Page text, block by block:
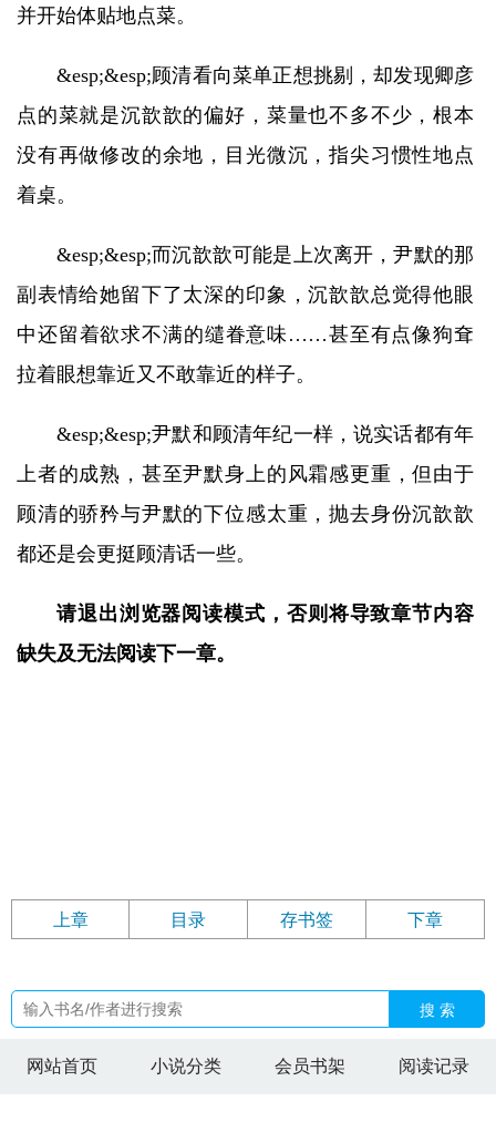
并开始体贴地点菜。
&esp;&esp;顾清看向菜单正想挑剔，却发现卿彦
点的菜就是沉歆歆的偏好，菜量也不多不少，根本
没有再做修改的余地，目光微沉，指尖习惯性地点
着桌。
&esp;&esp;而沉歆歆可能是上次离开，尹默的那
副表情给她留下了太深的印象，沉歆歆总觉得他眼
中还留着欲求不满的缱眷意味……甚至有点像狗耷
拉着眼想靠近又不敢靠近的样子。
&esp;&esp;尹默和顾清年纪一样，说实话都有年
上者的成熟，甚至尹默身上的风霜感更重，但由于
顾清的骄矜与尹默的下位感太重，抛去身份沉歆歆
都还是会更挺顾清话一些。
请退出浏览器阅读模式，否则将导致章节内容
缺失及无法阅读下一章。
上章 目录 存书签 下章
搜 索
网站首页 小说分类 会员书架 阅读记录